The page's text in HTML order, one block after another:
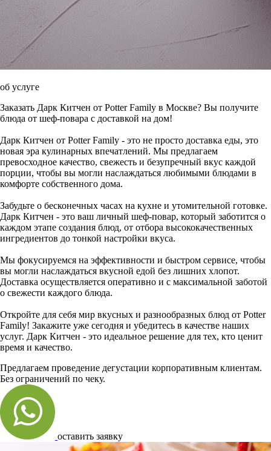
об услуге
Заказать Дарк Китчен от Potter Family в Москве? Вы получите
блюда от шеф-повара с доставкой на дом!
Дарк Китчен от Potter Family - это не просто доставка еды, это
новая эра кулинарных впечатлений. Мы предлагаем
превосходное качество, свежесть и безупречный вкус каждой
порции, чтобы вы могли наслаждаться любимыми блюдами в
комфорте собственного дома.
Забудьте о бесконечных часах на кухне и утомительной готовке.
Дарк Китчен - это ваш личный шеф-повар, который заботится о
каждом этапе создания блюд, от отбора высококачественных
ингредиентов до тонкой настройки вкуса.
Мы фокусируемся на эффективности и быстром сервисе, чтобы
вы могли наслаждаться вкусной едой без лишних хлопот.
Доставка осуществляется оперативно и с максимальной заботой
о свежести каждого блюда.
Откройте для себя мир вкусных и разнообразных блюд от Potter
Family! Закажите уже сегодня и убедитесь в качестве наших
услуг. Дарк Китчен - это идеальное решение для тех, кто ценит
время и качество.
Предлагаем проведение дегустации корпоративным клиентам.
Без ограничений по чеку.
оставить заявку